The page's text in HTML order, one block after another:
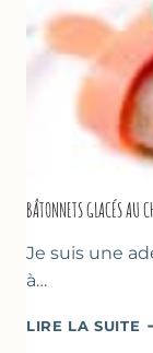
BÂTONNETS GLACÉS AU
Je suis une
à…
LIRE LA SUITE